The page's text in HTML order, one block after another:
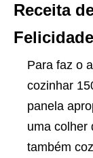
Receita
Para faz o
cozinhar
panela
uma colher
também